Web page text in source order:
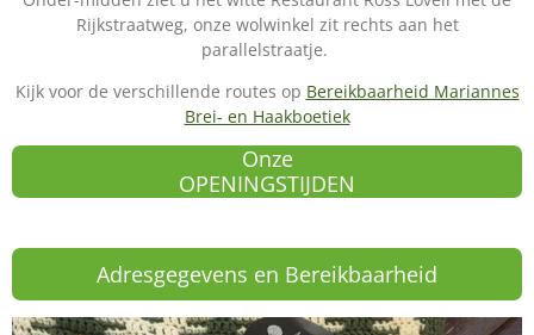
Rijkstraatweg, onze wolwinkel zit rechts aan het
parallelstraatje.
Kijk voor de verschillende routes op Bereikbaarheid Mariannes
Brei- en Haakboetiek
Onze
OPENINGSTIJDEN
Adresgegevens en Bereikbaarheid